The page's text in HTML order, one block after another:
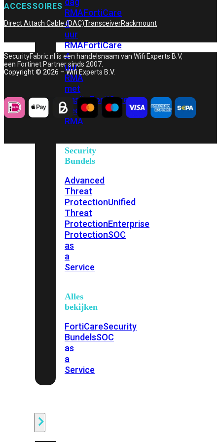
RMAFortiCare
4
uur
RMAFortiCare
4
uur
RMA
met
onsiteFortiCare
Secure
RMA
Security
Bundels
Advanced
Threat
ProtectionUnified
Threat
ProtectionEnterprise
ProtectionSOC
as
a
Service
Alles
bekijken
FortiCareSecurity
BundelsSOC
as
a
Service
ACCESSOIRES
Direct Attach Cable (DAC)TransceiverRackmount
SecurityFabric.nl is een handelsnaam van Wifi Experts B.V,
een Fortinet Partner sinds 2007.
Copyright © 2026 – Wifi Experts B.V.